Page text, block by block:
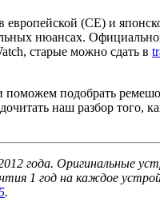
(CE) и
нюансах.
старые можно сдать в
подобрать
наш разбор
года. Оригинальные
1 год на каждое
.